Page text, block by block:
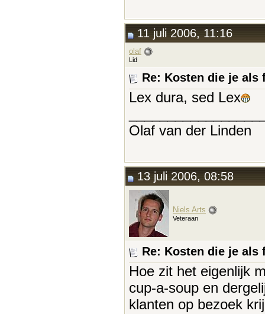
11 juli 2006, 11:16
olaf
Lid
Re: Kosten die je als
Lex dura, sed Lex
Olaf van der Linden
13 juli 2006, 08:58
Niels Arts
Veteraan
Re: Kosten die je als
Hoe zit het eigenlijk
cup-a-soup en
klanten op bezoek